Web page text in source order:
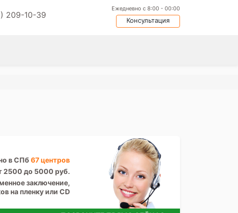
209-10-39
Ежедневно с 8:00 - 00:00
Консультация
в СПб 67 центров
2500 до 5000 руб.
заключение,
на пленку или CD